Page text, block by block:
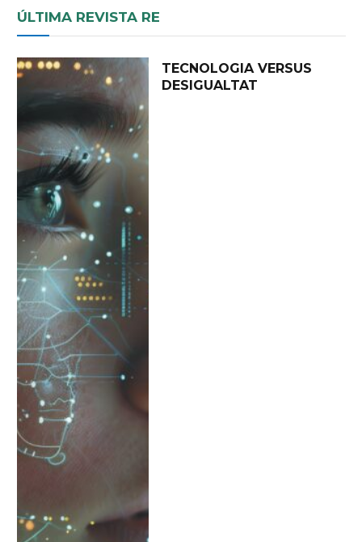
ÚLTIMA REVISTA RE
TECNOLOGIA VERSUS
DESIGUALTAT